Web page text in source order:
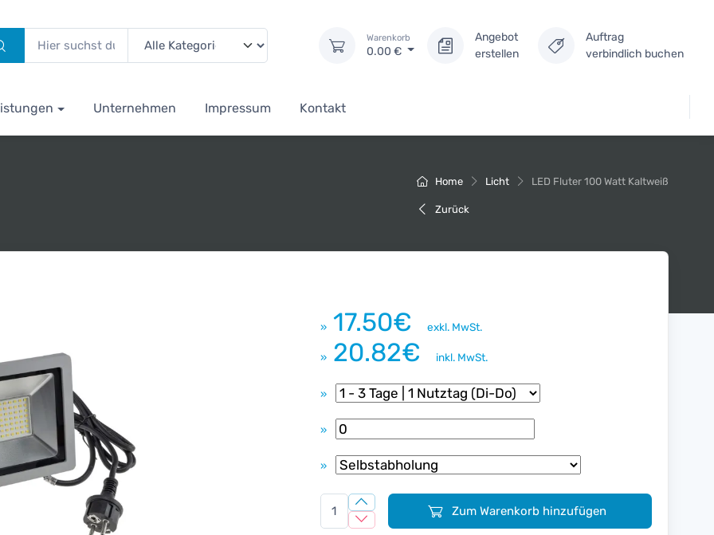
Warenkorb
0.00 €
Angebot
erstellen
Auftrag
verbindlich buchen
Unternehmen Impressum Kontakt
Home Licht LED Fluter 100 Watt Kaltweiß
Zurück
» 17.50€ exkl. MwSt.
» 20.82€ inkl. MwSt.
»
»
»
Zum Warenkorb hinzufügen